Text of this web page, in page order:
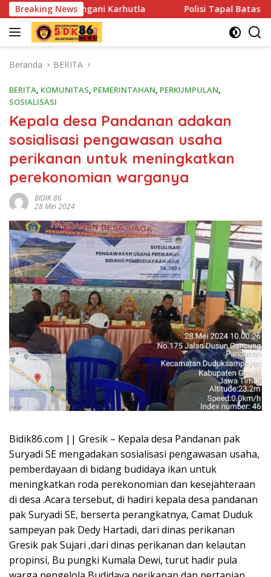
Langsung
ke
konten
Breaking News
Karhutla Polisi Tapal Batas dan Pedalaman
Beranda BERITA
BERITA, KOMUNITAS, PEMERINTAHAN, PERKUMPULAN,
SOSIALISASI
Kepala desa Pandanan adakan
sosialisasi pengawasan usaha
perikanan untuk meningkatkan
perekonomian warganya
BIDIK 86
28 Mei 2024
Bidik86.com || Gresik – Kepala desa Pandanan pak
Suryadi SE mengadakan sosialisasi pengawasan usaha,
pemberdayaan di bidang budidaya ikan untuk
meningkatkan roda perekonomian dan kesejahteraan
di desa .Acara tersebut, di hadiri kepala desa pandanan
pak Suryadi SE, berserta perangkatnya, Camat Duduk
sampeyan pak Dedy Hartadi, dari dinas perikanan
Gresik pak Sujari ,dari dinas perikanan dan kelautan
propinsi, Bu pungki Kumala Dewi, turut hadir pula